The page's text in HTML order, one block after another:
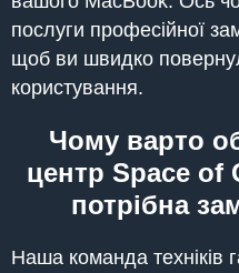
послуги професійної
щоб ви швидко
користування.
Чому варто
центр Space of
потрібна
Наша команда техніків